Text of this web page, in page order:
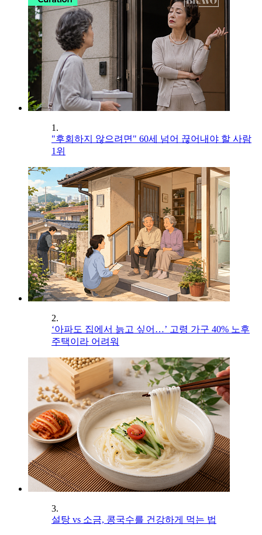
1.
"후회하지 않으려면" 60세 넘어 끊어내야 할 사람
1위
2.
‘아파도 집에서 늙고 싶어…’ 고령 가구 40% 노후
주택이라 어려워
3.
설탕 vs 소금, 콩국수를 건강하게 먹는 법